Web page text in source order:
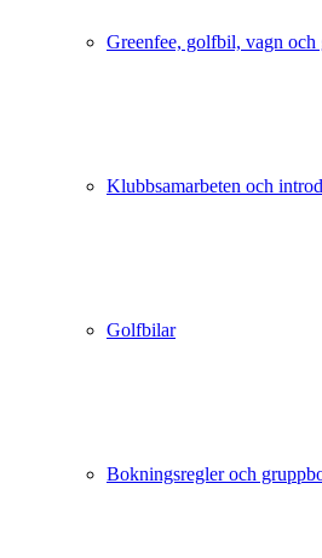
Greenfee, golfbil, vagn och
Klubbsamarbeten och
Golfbilar
Bokningsregler och